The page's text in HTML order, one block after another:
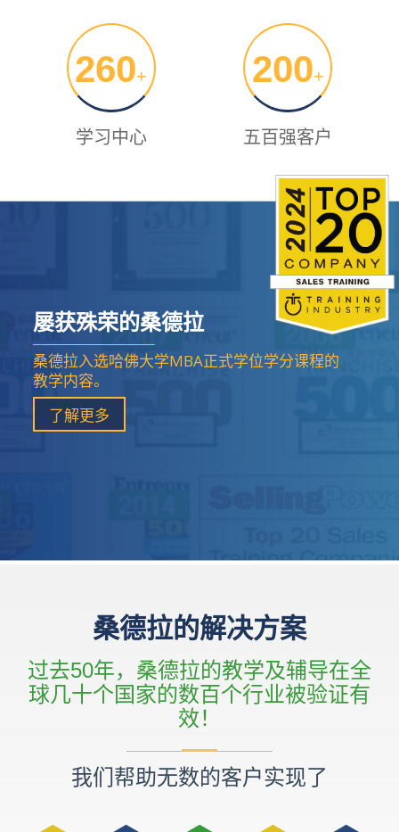
260+
学习中心
200+
五百强客户
桑德拉的解决方案
过去50年，桑德拉的教学及辅导在全
球几十个国家的数百个行业被验证有
效！
我们帮助无数的客户实现了